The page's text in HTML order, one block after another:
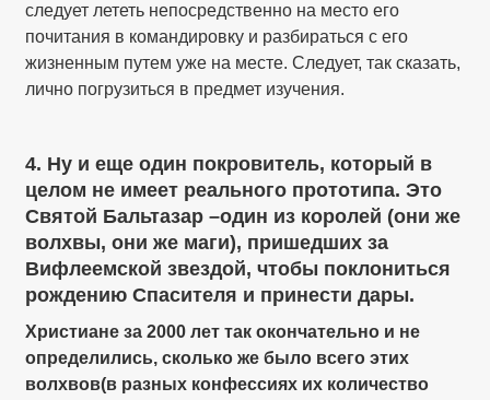
следует лететь непосредственно на место его
почитания в командировку и разбираться с его
жизненным путем уже на месте. Следует, так сказать,
лично погрузиться в предмет изучения.
4. Ну и еще один покровитель, который в
целом не имеет реального прототипа. Это
Святой Бальтазар –один из королей (они же
волхвы, они же маги), пришедших за
Вифлеемской звездой, чтобы поклониться
рождению Спасителя и принести дары.
Христиане за 2000 лет так окончательно и не
определились, сколько же было всего этих
волхвов(в разных конфессиях их количество